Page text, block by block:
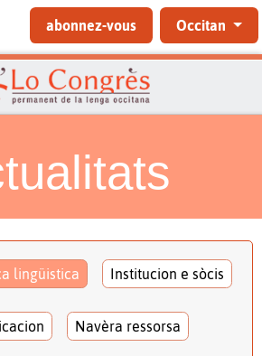
abonnez-vous Occitan
lingüistica Institucion e sòcis
Navèra ressorsa